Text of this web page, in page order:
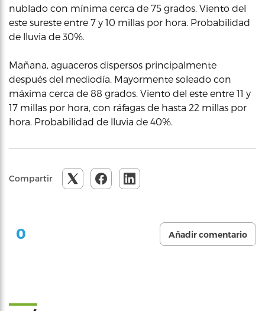
nublado con mínima cerca de 75 grados. Viento del
este sureste entre 7 y 10 millas por hora. Probabilidad
de lluvia de 30%.
Mañana, aguaceros dispersos principalmente
después del mediodía. Mayormente soleado con
máxima cerca de 88 grados. Viento del este entre 11 y
17 millas por hora, con ráfagas de hasta 22 millas por
hora. Probabilidad de lluvia de 40%.
Compartir
0 Añadir comentario